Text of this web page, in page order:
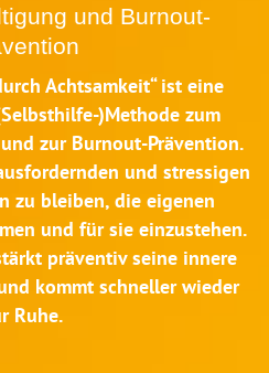
und Burnout-
Achtsamkeit“ ist eine
)Methode zum
zur Burnout-Prävention.
und stressigen
zu bleiben, die eigenen
und für sie einzustehen.
präventiv seine innere
kommt schneller wieder
Ruhe.